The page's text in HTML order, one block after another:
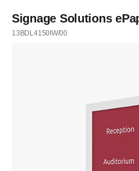
Signage Solutions
13BDL4150IW/00